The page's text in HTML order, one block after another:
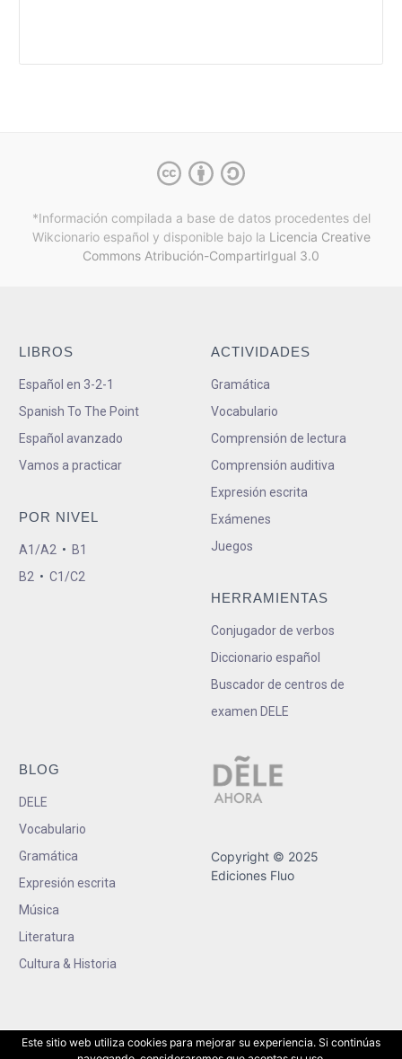
*Información compilada a base de datos procedentes del
Wikcionario español y disponible bajo la Licencia Creative
Commons Atribución-CompartirIgual 3.0
LIBROS
Español en 3-2-1
Spanish To The Point
Español avanzado
Vamos a practicar
POR NIVEL
A1/A2 • B1
B2 • C1/C2
ACTIVIDADES
Gramática
Vocabulario
Comprensión de lectura
Comprensión auditiva
Expresión escrita
Exámenes
Juegos
HERRAMIENTAS
Conjugador de verbos
Diccionario español
Buscador de centros de
examen DELE
BLOG
DELE
Vocabulario
Gramática
Expresión escrita
Música
Literatura
Cultura & Historia
Copyright © 2025
Ediciones Fluo
Este sitio web utiliza cookies para mejorar su experiencia. Si continúas